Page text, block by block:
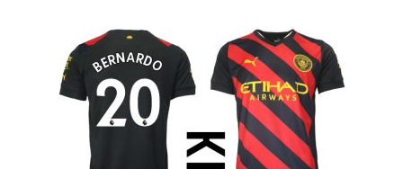
Možnosti
lahko
izberete
na
strani
izdelka